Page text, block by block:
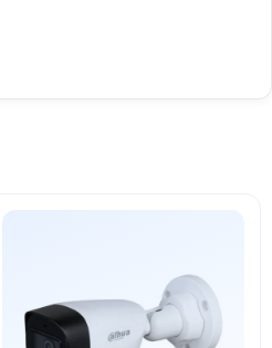
effektiv şəkildə əhatə
qaranlıq mühitlərdə